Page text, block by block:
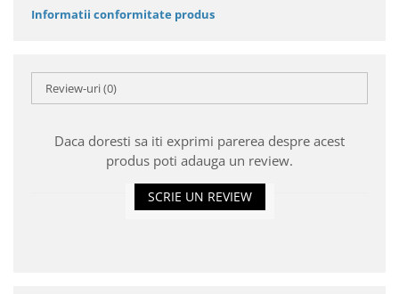
Informatii conformitate produs
Review-uri(0)
Daca doresti sa iti exprimi parerea despre acest
produs poti adauga un review.
SCRIE UN REVIEW